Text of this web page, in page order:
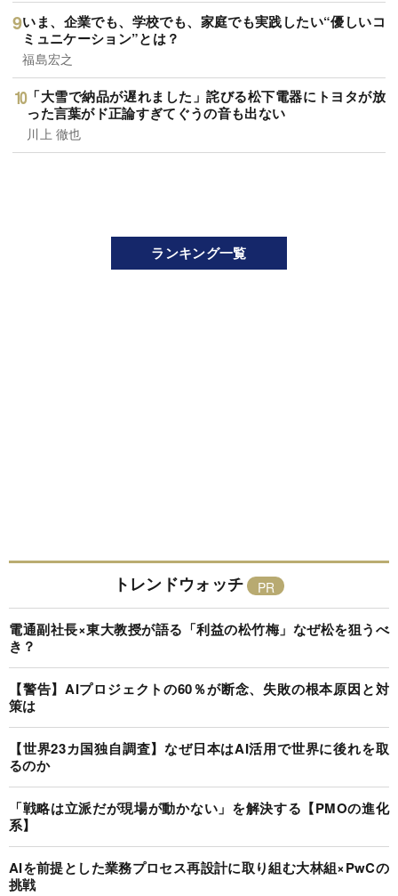
いま、企業でも、学校でも、家庭でも実践したい“優しいコ
ミュニケーション”とは？
福島宏之
「大雪で納品が遅れました」詫びる松下電器にトヨタが放
った言葉がド正論すぎてぐうの音も出ない
川上 徹也
ランキング一覧
トレンドウォッチ
電通副社長×東大教授が語る「利益の松竹梅」なぜ松を狙うべ
き？
【警告】AIプロジェクトの60％が断念、失敗の根本原因と対
策は
【世界23カ国独自調査】なぜ日本はAI活用で世界に後れを取
るのか
「戦略は立派だが現場が動かない」を解決する【PMOの進化
系】
AIを前提とした業務プロセス再設計に取り組む大林組×PwCの
挑戦